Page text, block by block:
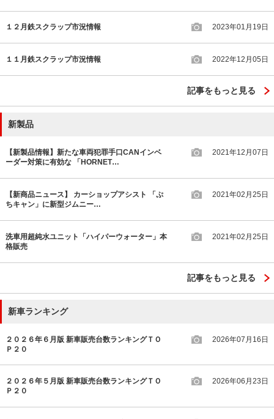
１２月鉄スクラップ市況情報 2023年01月19日
１１月鉄スクラップ市況情報 2022年12月05日
記事をもっと見る
新製品
【新製品情報】新たな車両犯罪手口CANインベ
ーダー対策に有効な 「HORNET…
2021年12月07日
【新商品ニュース】 カーショップアシスト 「ぷ
ちキャン」に新型ジムニー…
2021年02月25日
洗車用超純水ユニット「ハイパーウォーター」本
格販売
2021年02月25日
記事をもっと見る
新車ランキング
２０２６年６月版 新車販売台数ランキングＴＯ
Ｐ２０
2026年07月16日
２０２６年５月版 新車販売台数ランキングＴＯ
Ｐ２０
2026年06月23日